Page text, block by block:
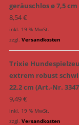
geräuschlos ø 7,5
8,54€
inkl. 19 % MwSt.
zzgl. Versandkosten
Trixie
extrem robust
22,2 cm (Art.-Nr.
9,49€
inkl. 19 % MwSt.
zzgl. Versandkosten